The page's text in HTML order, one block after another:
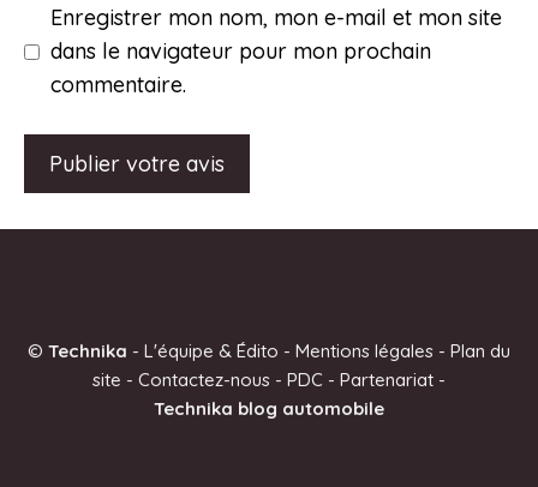
Enregistrer mon nom, mon e-mail et mon site
dans le navigateur pour mon prochain
commentaire.
r
© Technika - L'équipe & Édito - Mentions légales - Plan du
site - Contactez-nous - PDC - Partenariat -
Technika blog automobile